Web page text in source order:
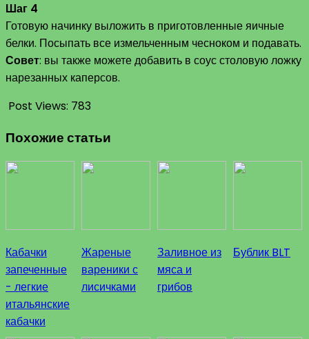
Шаг 4
Готовую начинку выложить в приготовленные яичные
белки. Посыпать все измельченным чесноком и подавать.
Совет: вы также можете добавить в соус столовую ложку
нарезанных каперсов.
Post Views: 783
Похожие статьи
Кабачки
запеченные
- легкие
итальянские
кабачки
Жареные
вареники с
лисичками
Заливное из
мяса и
грибов
Бублик BLT